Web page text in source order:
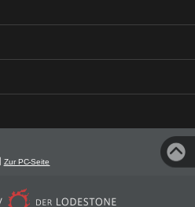
Zur PC-Seite